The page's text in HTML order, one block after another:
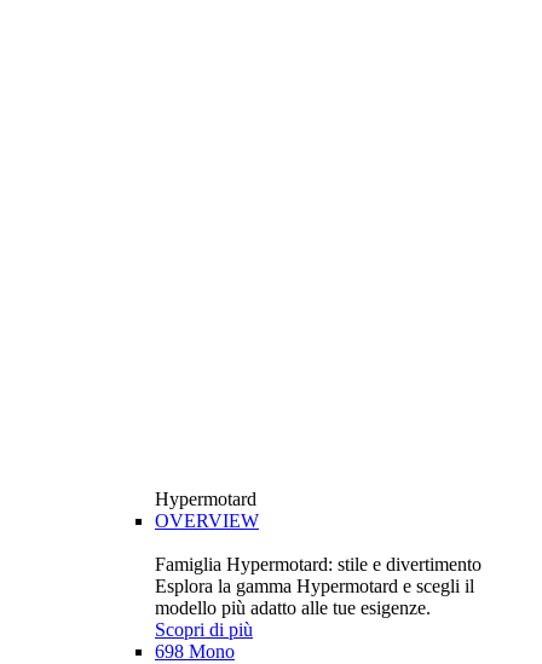
Hypermotard
OVERVIEW
Famiglia Hypermotard: stile e divertimento
Esplora la gamma Hypermotard e scegli il
modello più adatto alle tue esigenze.
Scopri di più
698 Mono